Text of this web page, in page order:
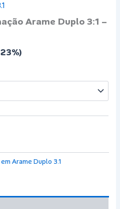
Arame Duplo 3:1 –
Arame Duplo 3.1